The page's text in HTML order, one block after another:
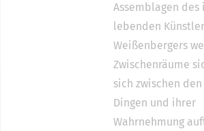
Assemblagen des
lebenden
Weißenbergers
Zwischenräume
sich zwischen
Dingen und ihrer
Wahrnehmung